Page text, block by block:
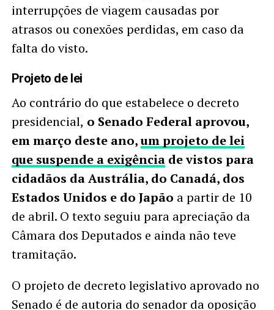
interrupções de viagem causadas por
atrasos ou conexões perdidas, em caso da
falta do visto.
Projeto de lei
Ao contrário do que estabelece o decreto
presidencial, o Senado Federal aprovou,
em março deste ano,um projeto de lei
que suspende a exigênciade vistos para
cidadãos da Austrália, do Canadá, dos
Estados Unidos e do Japão a partir de 10
de abril. O texto seguiu para apreciação da
Câmara dos Deputados e ainda não teve
tramitação.
O projeto de decreto legislativo aprovado no
Senado é de autoria do senador da oposição